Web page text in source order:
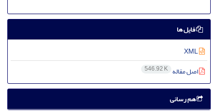
فایل ها
اصل مقاله 546.92 K
هم رسانی